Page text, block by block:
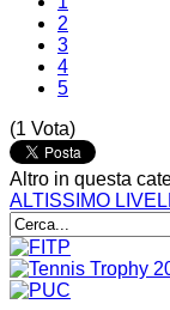
2
3
4
5
(1 Vota)
Altro in questa
ALTISSIMO